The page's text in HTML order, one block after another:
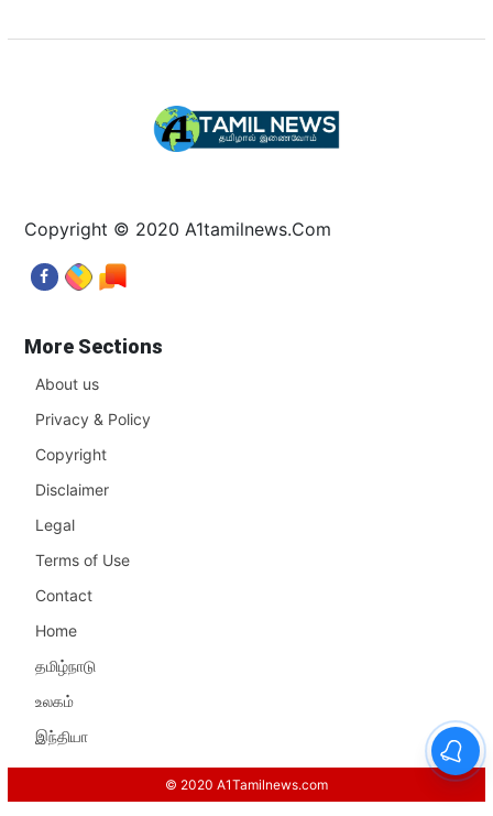
Copyright © 2020 A1tamilnews.Com
More Sections
About us
Privacy & Policy
Copyright
Disclaimer
Legal
Terms of Use
Contact
Home
தமிழ்நாடு
உலகம்
இந்தியா
© 2020 A1Tamilnews.com